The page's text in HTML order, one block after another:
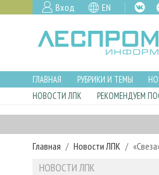
Вход EN
ГЛАВНАЯ РУБРИКИ И ТЕМЫ
НОВОСТИ ЛПК
РЕКОМЕНДУЕМ
Главная Новости ЛПК
НОВОСТИ ЛПК